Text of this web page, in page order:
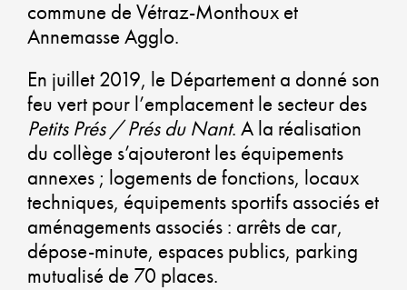
ET
commune de Vétraz-Monthoux et
Annemasse Agglo.
En juillet 2019, le Département a donné son
feu vert pour l’emplacement le secteur des
Petits Prés / Prés du Nant. A la réalisation
du collège s’ajouteront les équipements
annexes ; logements de fonctions, locaux
techniques, équipements sportifs associés et
aménagements associés : arrêts de car,
dépose-minute, espaces publics, parking
mutualisé de 70 places.